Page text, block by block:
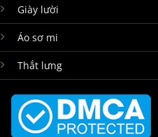
Giày lười
Áo sơ mi
Thắt lưng